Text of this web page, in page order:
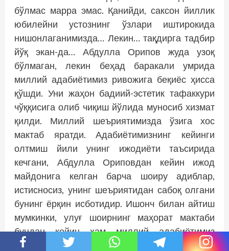
бўлмас марра эмас. Қанийди, саксон йиллик
юбилейни устознинг ўзлари иштирокида
нишонлаганимизда… Лекин… тақдирга тадбир
йўқ экан-да… Абдулла Орипов жуда узоқ
бўлмаган, лекин беҳад баракали умрида
миллий адабиётимиз ривожига беқиёс ҳисса
қўшди. Уни жаҳон бадиий-эстетик тафаккури
чўққисига олиб чиқиш йўлида муносиб хизмат
қилди. Миллий шеъриятимизда ўзига хос
мактаб яратди. Адабиётимизнинг кейинги
олтмиш йили унинг ижодиёти таъсирида
кечгани, Абдулла Ориповдан кейин ижод
майдонига келган барча шоиру адиблар,
истисносиз, унинг шеъриятидан сабоқ олгани
бунинг ёрқин исботидир. Ишонч билан айтиш
мумкинки, улуғ шоирнинг маҳорат мактаби
бундан кейин ҳам миллий адабиётимиз
равнақида алоҳида ўрин тутади. Замонавий